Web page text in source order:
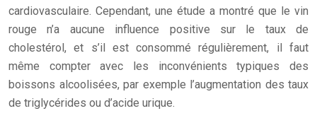
cardiovasculaire. Cependant, une étude a montré que le vin
rouge n’a aucune influence positive sur le taux de
cholestérol, et s’il est consommé régulièrement, il faut
même compter avec les inconvénients typiques des
boissons alcoolisées, par exemple l’augmentation des taux
de triglycérides ou d’acide urique.